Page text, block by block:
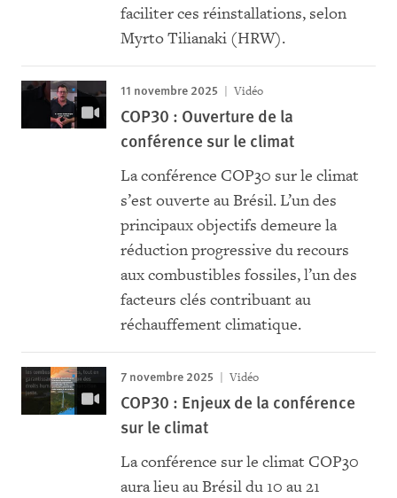
faciliter ces réinstallations, selon
Myrto Tilianaki (HRW).
11 novembre 2025 Vidéo
COP30 : Ouverture de la
conférence sur le climat
La conférence COP30 sur le climat
s’est ouverte au Brésil. L’un des
principaux objectifs demeure la
réduction progressive du recours
aux combustibles fossiles, l’un des
facteurs clés contribuant au
réchauffement climatique.
7 novembre 2025 Vidéo
COP30 : Enjeux de la conférence
sur le climat
La conférence sur le climat COP30
aura lieu au Brésil du 10 au 21